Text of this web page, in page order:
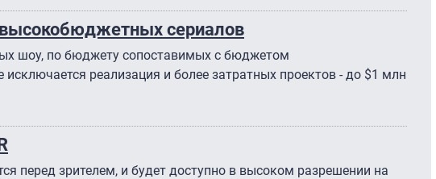
высокобюджетных сериалов
шоу, по бюджету сопоставимых с бюджетом
реализация и более затратных проектов - до $1 млн
перед зрителем, и будет доступно в высоком разрешении на